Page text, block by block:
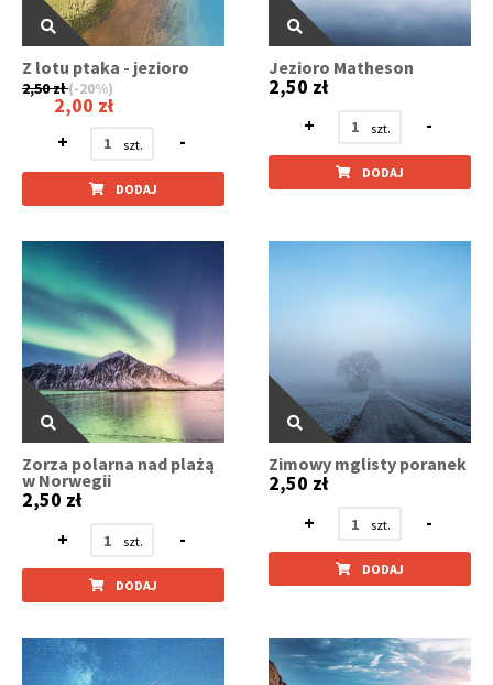
Z lotu ptaka - jezioro
2,50 zł (-20%)
2,00 zł
+
-
DODAJ
Jezioro Matheson
2,50 zł
+
-
DODAJ
Zorza polarna nad plażą
w Norwegii
2,50 zł
+
-
DODAJ
Zimowy mglisty poranek
2,50 zł
+
-
DODAJ